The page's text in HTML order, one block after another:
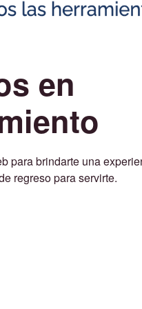
en
para brindarte una
regreso para servirte.